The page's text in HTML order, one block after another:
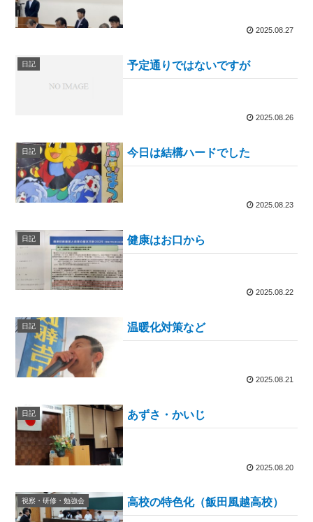
2025.08.27
日記 予定通りではないですが
2025.08.26
日記 今日は結構ハードでした
2025.08.23
日記 健康はお口から
2025.08.22
日記 温暖化対策など
2025.08.21
日記 あずさ・かいじ
2025.08.20
視察・研修・勉強会 高校の特色化（飯田風越高校）